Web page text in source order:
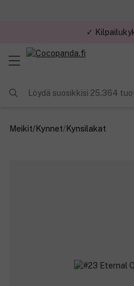
✓
Löydä suosikkisi 25.364
Meikit/Kynnet/Kynsilakat